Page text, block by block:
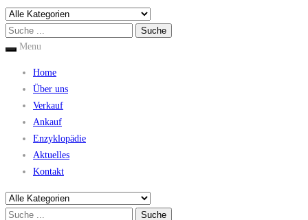
Menu
Home
Über uns
Verkauf
Ankauf
Enzyklopädie
Aktuelles
Kontakt